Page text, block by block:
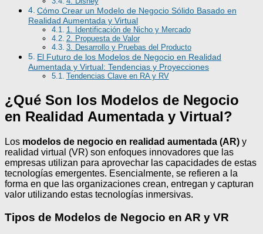
Cómo Crear un Modelo de Negocio Sólido Basado en
Realidad Aumentada y Virtual
1. Identificación de Nicho y Mercado
2. Propuesta de Valor
3. Desarrollo y Pruebas del Producto
El Futuro de los Modelos de Negocio en Realidad
Aumentada y Virtual: Tendencias y Proyecciones
Tendencias Clave en RA y RV
¿Qué Son los Modelos de Negocio
en Realidad Aumentada y Virtual?
Los modelos de negocio en realidad aumentada (AR) y
realidad virtual (VR) son enfoques innovadores que las
empresas utilizan para aprovechar las capacidades de estas
tecnologías emergentes. Esencialmente, se refieren a la
forma en que las organizaciones crean, entregan y capturan
valor utilizando estas tecnologías inmersivas.
Tipos de Modelos de Negocio en AR y VR